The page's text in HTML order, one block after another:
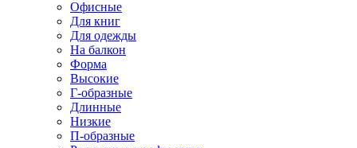
Офисные
Для книг
Для одежды
На балкон
Форма
Высокие
Г-образные
Длинные
Низкие
П-образные